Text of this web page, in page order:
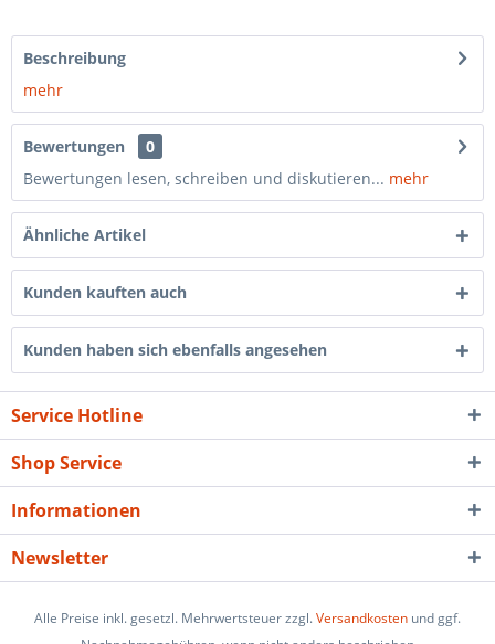
Beschreibung
mehr
Bewertungen
0
Bewertungen lesen, schreiben und diskutieren... mehr
Ähnliche Artikel
Kunden kauften auch
Kunden haben sich ebenfalls angesehen
Service Hotline
Shop Service
Informationen
Newsletter
Alle Preise inkl. gesetzl. Mehrwertsteuer zzgl.Versandkosten und ggf.